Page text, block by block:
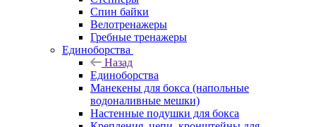
Спин байки
Велотренажеры
Гребные тренажеры
Единоборства
Назад
Единоборства
Манекены для бокса (напольные
водоналивные мешки)
Настенные подушки для бокса